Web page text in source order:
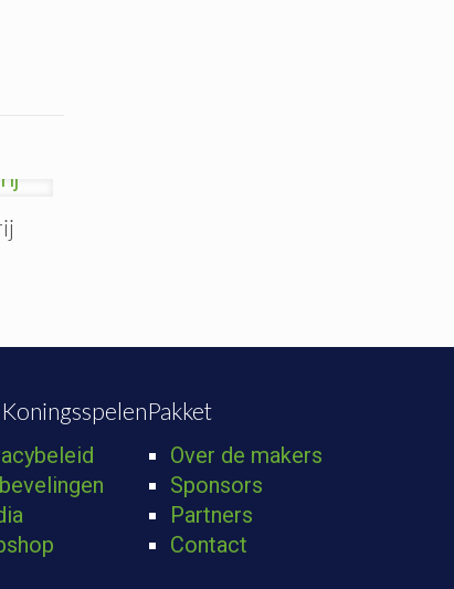
Over de makers
Sponsors
Partners
Contact